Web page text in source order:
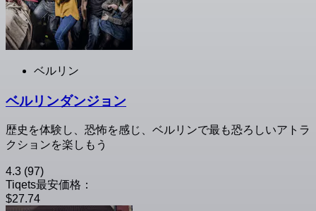
ベルリン
ベルリンダンジョン
歴史を体験し、恐怖を感じ、ベルリンで最も恐ろしいアトラ
クションを楽しもう
4.3 (97)
Tiqets最安価格：
$27.74